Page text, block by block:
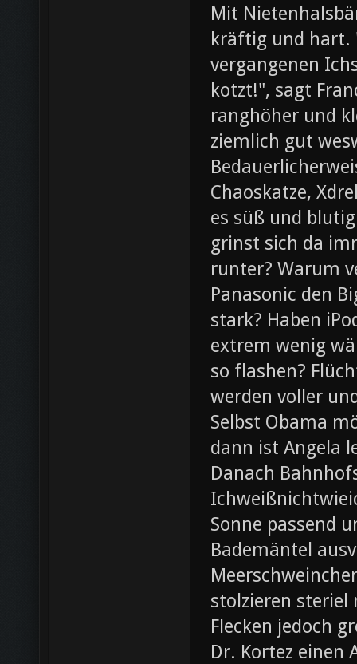
Mit
kräftig und hart.
vergangenen
kotzt!", sagt
ranghöher und
ziemlich gut
Chaoskatze,
es süß und
grinst sich da
runter? Warum
Panasonic den
stark? Haben
extrem wenig
so flashen?
werden voller
Selbst Obama
dann ist Angela
Danach
Sonne passend
Bademäntel
stolzieren steriel
Flecken jedoch
Dr. Kortez einen